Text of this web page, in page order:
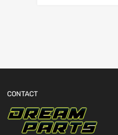
CONTACT